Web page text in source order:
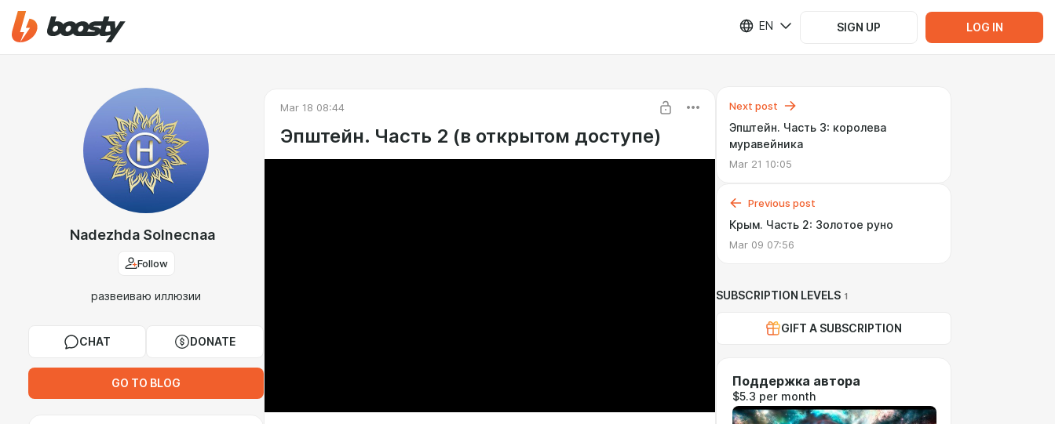
EN SIGN UP LOG IN
Nadezhda Solnecnaa
Follow
развеиваю иллюзии
CHAT DONATE
GO TO BLOG
Mar 18 08:44
Эпштейн. Часть 2 (в открытом доступе)
Next post
Эпштейн. Часть 3: королева
муравейника
Mar 21 10:05
Previous post
Крым. Часть 2: Золотое руно
Mar 09 07:56
SUBSCRIPTION LEVELS 1
GIFT A SUBSCRIPTION
Поддержка автора
$5.3 per month